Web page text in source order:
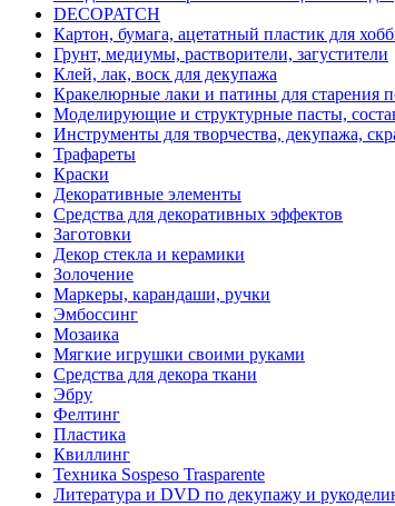
DECOPATCH
Картон, бумага, ацетатный пластик для
Грунт, медиумы, растворители, загустители
Клей, лак, воск для декупажа
Кракелюрные лаки и патины для старения
Моделирующие и структурные пасты,
Инструменты для творчества, декупажа,
Трафареты
Краски
Декоративные элементы
Средства для декоративных эффектов
Заготовки
Декор стекла и керамики
Золочение
Маркеры, карандаши, ручки
Эмбоссинг
Мозаика
Мягкие игрушки своими руками
Средства для декора ткани
Эбру
Фелтинг
Пластика
Квиллинг
Техника Sospeso Trasparente
Литература и DVD по декупажу и